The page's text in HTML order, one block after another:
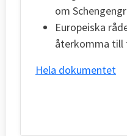
om
Europeiska
återkomma till
Hela dokumentet